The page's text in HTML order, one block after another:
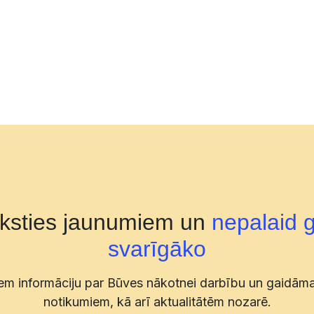
jaunumiem un nepalaid
svarīgāko
informāciju par Būves nākotnei darbību un
notikumiem, kā arī aktualitātēm nozarē.